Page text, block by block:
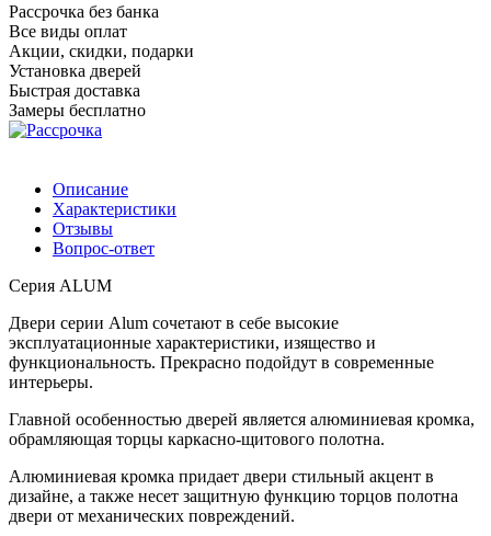
Рассрочка без банка
Все виды оплат
Акции, скидки, подарки
Установка дверей
Быстрая доставка
Замеры бесплатно
Описание
Характеристики
Отзывы
Вопрос-ответ
Серия ALUM
Двери серии Alum сочетают в себе высокие
эксплуатационные характеристики, изящество и
функциональность. Прекрасно подойдут в современные
интерьеры.
Главной особенностью дверей является алюминиевая кромка,
обрамляющая торцы каркасно-щитового полотна.
Алюминиевая кромка придает двери стильный акцент в
дизайне, а также несет защитную функцию торцов полотна
двери от механических повреждений.